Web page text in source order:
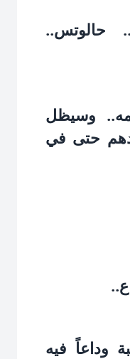
حالوتس..
وسيظل
حتى في
وداعاً فيه